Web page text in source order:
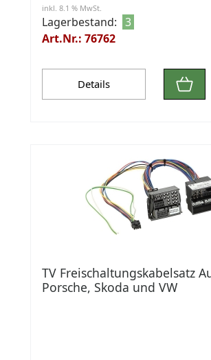
inkl. 8.1 % MwSt.
Lagerbestand: 3
Art.Nr.: 76762
Details
TV Freischaltungskabelsatz
Porsche, Skoda und VW